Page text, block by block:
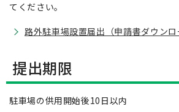
てください。
路外駐車場設置届出（申請書ダウンロ
提出期限
駐車場の供用開始後10日以内